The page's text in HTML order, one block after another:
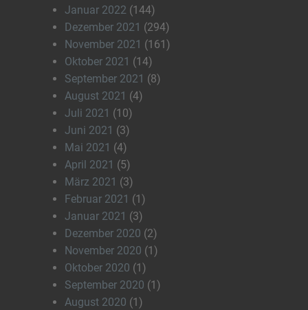
Januar 2022 (144)
Dezember 2021 (294)
November 2021 (161)
Oktober 2021 (14)
September 2021 (8)
August 2021 (4)
Juli 2021 (10)
Juni 2021 (3)
Mai 2021 (4)
April 2021 (5)
März 2021 (3)
Februar 2021 (1)
Januar 2021 (3)
Dezember 2020 (2)
November 2020 (1)
Oktober 2020 (1)
September 2020 (1)
August 2020 (1)